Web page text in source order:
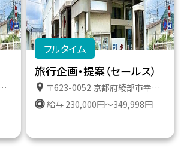
フルタイム
旅行企画・提案（セールス）
〒623-0052 京都府綾部市幸通り１１番地
給与 230,000円～349,998円